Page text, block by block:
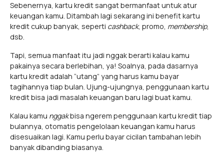
Sebenernya, kartu kredit sangat bermanfaat untuk atur
keuangan kamu. Ditambah lagi sekarang ini benefit kartu
kredit cukup banyak, seperti cashback, promo, membership,
dsb.
Tapi, semua manfaat itu jadi nggak berarti kalau kamu
pakainya secara berlebihan, ya! Soalnya, pada dasarnya
kartu kredit adalah “utang” yang harus kamu bayar
tagihannya tiap bulan. Ujung-ujungnya, penggunaan kartu
kredit bisa jadi masalah keuangan baru lagi buat kamu.
Kalau kamu nggakbisa ngerem penggunaan kartu kredit tiap
bulannya, otomatis pengelolaan keuangan kamu harus
disesuaikan lagi. Kamu perlu bayar cicilan tambahan lebih
banyak dibanding biasanya.